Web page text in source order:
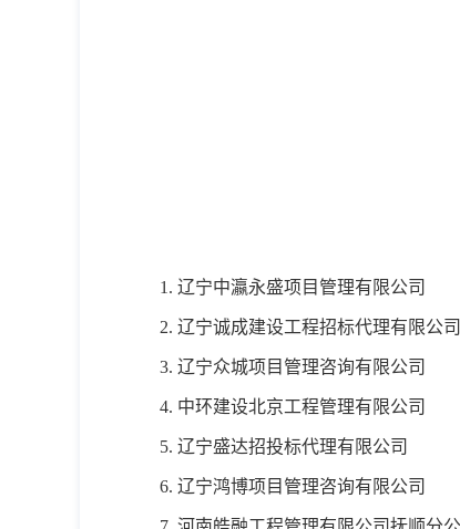
1. 辽宁中瀛永盛项目管理有限公司
2. 辽宁诚成建设工程招标代理有限公司
3. 辽宁众城项目管理咨询有限公司
4. 中环建设北京工程管理有限公司
5. 辽宁盛达招投标代理有限公司
6. 辽宁鸿博项目管理咨询有限公司